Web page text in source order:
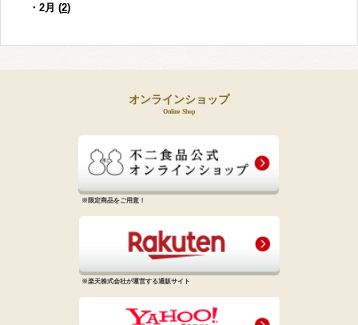
・2月 (2)
オンラインショップ
Online Shop
※限定商品をご用意！
※楽天株式会社が運営する通販サイト